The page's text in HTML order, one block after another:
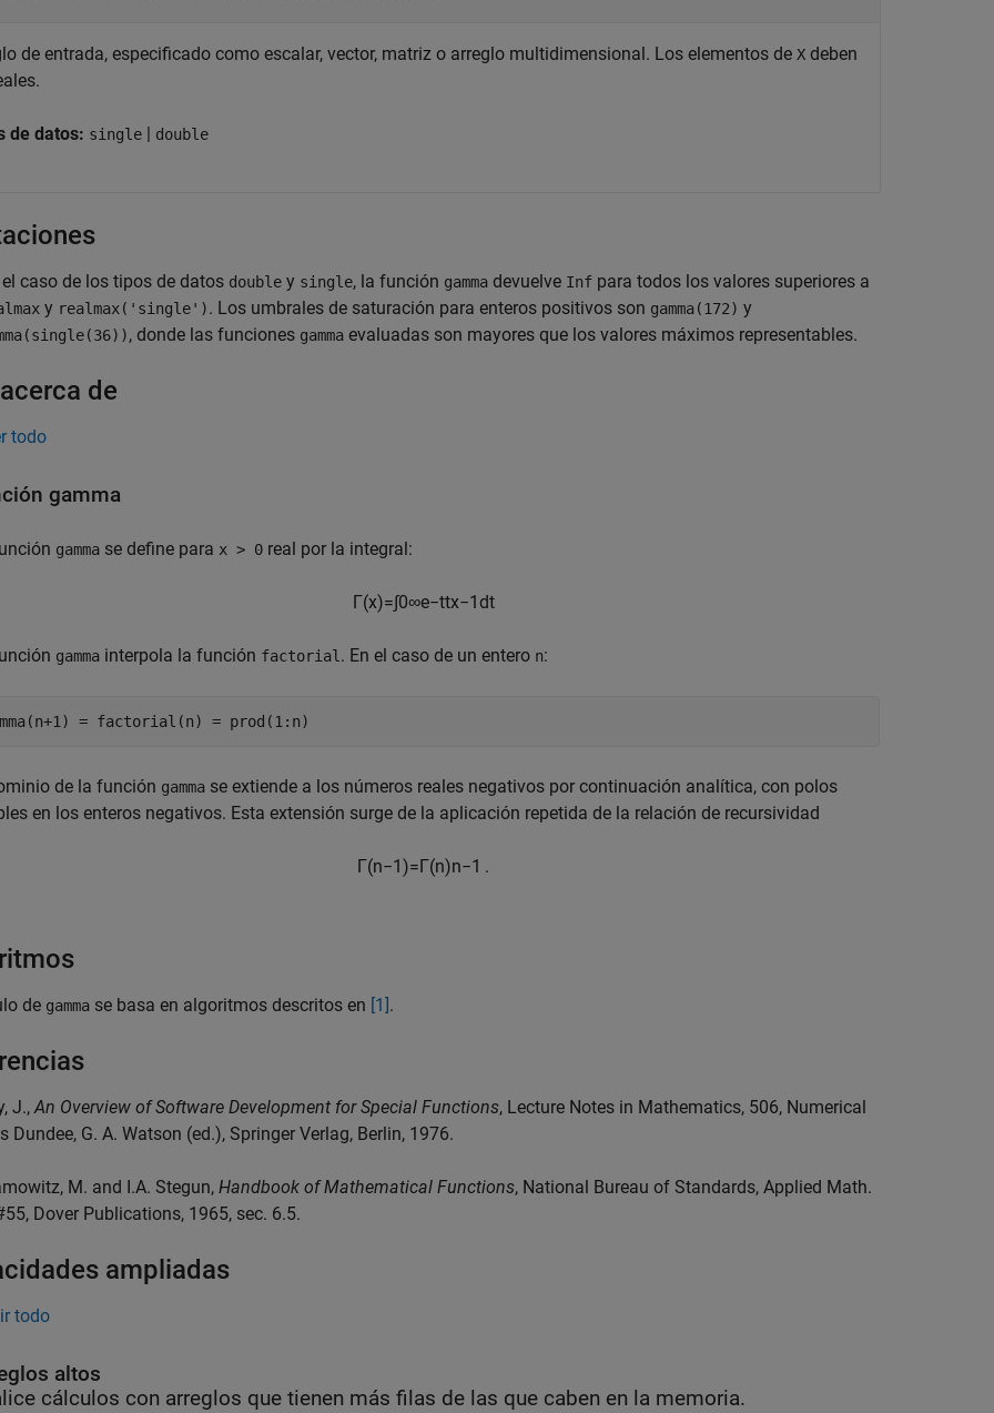
de entrada, especificado como escalar, vector, matriz o arreglo multidimensional. Los elementos de X deben
de datos: single | double
el caso de los tipos de datos double y single, la función gamma devuelve Inf para todos los valores superiores a
y realmax('single'). Los umbrales de saturación para enteros positivos son gamma(172) y
, donde las funciones gamma evaluadas son mayores que los valores máximos representables.
de
todo
gamma
gamma se define para x > 0 real por la integral:
Γ(x)=∫0∞e−ttx−1dt
gamma interpola la función factorial . En el caso de un entero n:
= factorial(n) = prod(1:n)
de la función gamma se extiende a los números reales negativos por continuación analítica, con polos
en los enteros negativos. Esta extensión surge de la aplicación repetida de la relación de recursividad
Γ(n−1)=Γ(n)n−1 .
de gamma se basa en algoritmos descritos en [1].
J.,An Overview of Software Development for Special Functions, Lecture Notes in Mathematics, 506, Numerical
Dundee, G. A. Watson (ed.), Springer Verlag, Berlin, 1976.
M. and I.A. Stegun, Handbook of Mathematical Functions, National Bureau of Standards, Applied Math.
Dover Publications, 1965, sec. 6.5.
ampliadas
todo
altos
cálculos con arreglos que tienen más filas de las que caben en la memoria.